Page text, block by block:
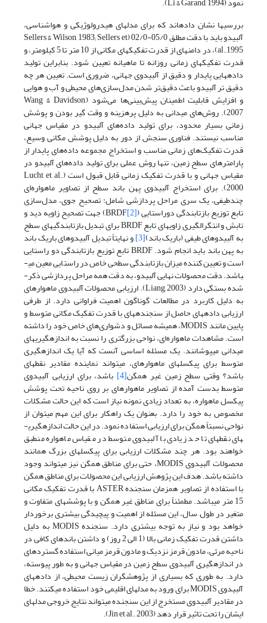
بررسی­ها نشان داده­اند که برای مدل­های هیدرولوژیکی و هواشناسی،
آلبیدو باید با دقت مطلق 05/0-02/0 (Sellers & Wilson, 1983; Sellers et
al.,1995)، در دامنه­ای از قدرت تفکیک­های مکانی از 10 متر تا 5 کیلومتر، و
قدرت تفکیک­های زمانی روزانه تا ماهیانه تعیین شود. بنابراین تولید
داده­هایی پایدار و دقیق از آلبیدوی جهانی، ضروری است. تعیین هر چه
دقیق تر آلبیدو باعث دقیق‌تر شدن مدل‌سازی‌های محیطی و آب و هوایی
و افزایش قابلیت اطمینان پیش‌بینی‌ها می‌شود (Wang & Davidson,
2007). روش‌های میدانی به دلیل پرهزینه و وقت گیر بودن و پوشش
زمانی بسیار محدود، برای تولید داده‌های آلبیدو در مقیاس جهانی
مناسب نیستند. فناوری سنجش از دور به دلیل پوشش مکانی وسیع،
قدرت تفکیک‌های زمانی مناسب و استخراج مجموعه داده‌های پایدار از
پارامترهای سطح زمین، تنها روش عملی برای تولید داده‌های آلبیدو در
مقیاس جهانی و با قدرت تفکیک زمانی قابل قبول است (Lucht et al.,
2000). برای استخراج آلبیدوی پهن باند سطح از تصاویر ماهواره‌ای
چندطیفی، یک سری مراحل پردازشی شامل: ­تصحیح جوی، مدل‌سازی
تابع توزیع بازتابندگی دوراستایی (BRDF[2] ) جهت تصحیح زاویه دید و
تابش و انتگرال­گیری زاویه­ای تابع BRDF برای تبدیل بازتابندگی­های سطح
به آلبیدو­های طیفی (باریک ­باند)[3] و نهایتاً ­­تبدیل آلبیدوهای باریک باند
به پهن باند باید انجام شود. BRDF تابع توزیع بازتابندگی دو راستایی
است و تعیین کننده میزان بازتابندگی سطحی خاص در راستایی معین می­
باشد. دقت محصولات نهایی آلبیدو، به دقت همه­ مراحل پردازشی ذکر­
شده بستگی دارد (Liang, 2003). ارزیابی محصولات آلبیدوی ماهواره­ای
به دلیل کاربرد در مطالعات گوناگون اهمیت فراوانی دارد. از طرفی
ارزیابی داده­های حاصل از سنجنده­های با قدرت تفکیک مکانی متوسط و
پایین مانند MODIS، همیشه مسائل و دشواری‌های خاص خود را داشته
است. مشاهدات ماهواره‌ای، نواحی بزرگتری را نسبت به اندازه­گیری­های
میدانی می­پوشانند. یک مسئله­ اساسی آنست که آیا یک اندازه­گیری
متوسط برای پیکسل­های ماهواره­ای، می­تواند نماینده مقادیر نقطه­ای
باشد؟ وقتی سطح زمین غیر همگن[4] باشد، برای ارزیابی آلبیدوی
متوسط بدست آمده از تصاویر ماهواره­ای بر روی ناحیه تحت پوشش
پیکسل ماهواره، به تعداد زیادی نمونه نیاز است که این حالت مشکلات
مخصوص به خود را دارد. بعنوان یک راهکار برای این مهم می­توان از
نواحی نسبتاً همگن برای ارزیابی استفاده نمود. در این حالت اندازه­گیری­
های نقطه­ای تا حد زیادی با آلبیدوی متوسط در مقیاس ماهواره منطبق
خواهند بود. هر چند مشکلات ارزیابی برای پیکسل­های بزرگ همانند
محصولات آلبیدوی MODIS، حتی برای مناطق همگن نیز می­تواند وجود
داشته باشد. هدف این پژوهش ارزیابی این محصولات برای مناطق همگن
با استفاده از تصاویر همزمان سنجنده ASTER با قدرت تفکیک مکانی
15 متر می­باشد. مطمئناً برای مناطق غیر همگن و با پوشش­های متفاوت و
متغیر در طول سال، این مسئله از اهمیت و پیچیدگی بیشتری برخوردار
خواهد بود و نیاز به توجه بیشتری دارد. سنجنده MODIS به دلیل
داشتن قدرت تفکیک زمانی بالا (1 الی 2 روز) و داشتن باندهای کافی در
ناحیه مرئی، مادون قرمز نزدیک و مادون قرمز میانی استفاده گسترده­ای
در اندازه­گیری آلبیدوی سطح زمین در مقیاس جهانی و به طور پیوسته،
دارد. به طوری­ که بسیاری از پژوهش­گران زیست­ محیطی، از داده­های
آلبیدوی MODIS برای ورود به مدل­های اقلیمی خود استفاده می­کنند. خطا
در مقادیر آلبیدوی مستخرج از این سنجنده می­تواند نتایج خروجی مدل­های
ایشان را تحت تاثیر قرار دهد (Jin et al., 2003).